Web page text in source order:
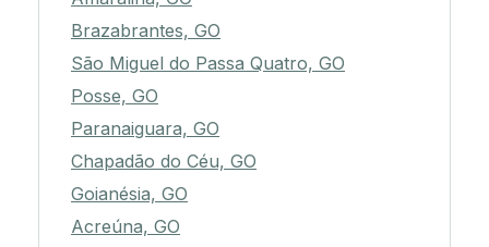
Brazabrantes, GO
São Miguel do Passa Quatro, GO
Posse, GO
Paranaiguara, GO
Chapadão do Céu, GO
Goianésia, GO
Acreúna, GO